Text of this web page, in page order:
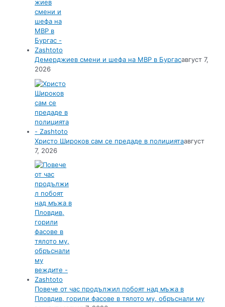
Демерджиев смени и шефа на МВР в Бургасавгуст 7,
2026
Христо Широков сам се предаде в полициятаавгуст
7, 2026
Повече от час продължил побоят над мъжа в
Пловдив, горили фасове в тялото му, обръснали му